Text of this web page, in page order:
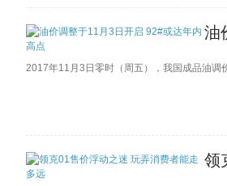
油
2017年11月3日零时（周五），我国成品油调
领